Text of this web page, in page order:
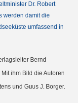
Dr. Robert
werden damit die
umfassend in